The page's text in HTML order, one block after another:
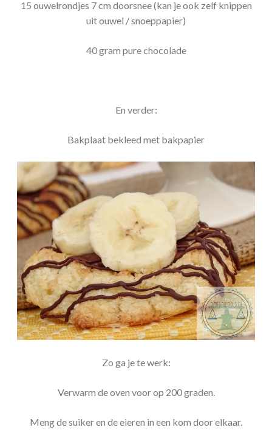
15 ouwelrondjes 7 cm doorsnee (kan je ook zelf knippen
uit ouwel / snoeppapier)
40 gram pure chocolade
En verder:
Bakplaat bekleed met bakpapier
Zo ga je te werk:
Verwarm de oven voor op 200 graden.
Meng de suiker en de eieren in een kom door elkaar.